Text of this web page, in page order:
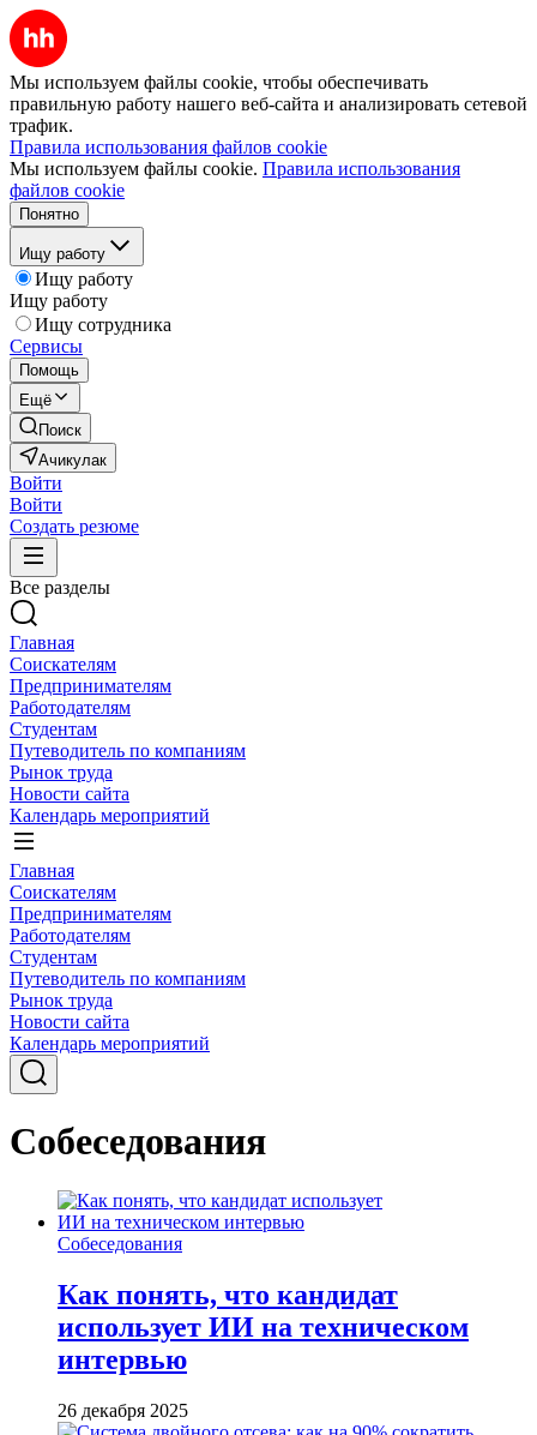
Мы используем файлы cookie, чтобы обеспечивать
правильную работу нашего веб-сайта и анализировать сетевой
трафик.
Правила использования файлов cookie
Мы используем файлы cookie. Правила использования
файлов cookie
Понятно
Ищу работу
Ищу работу
Ищу работу
Ищу сотрудника
Сервисы
Помощь
Ещё
Поиск
Ачикулак
Войти
Войти
Создать резюме
Все разделы
Главная
Соискателям
Предпринимателям
Работодателям
Студентам
Путеводитель по компаниям
Рынок труда
Новости сайта
Календарь мероприятий
Главная
Соискателям
Предпринимателям
Работодателям
Студентам
Путеводитель по компаниям
Рынок труда
Новости сайта
Календарь мероприятий
Собеседования
Собеседования
Как понять, что кандидат
использует ИИ на техническом
интервью
26 декабря 2025